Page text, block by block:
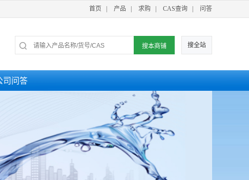
首页 产品 求购 CAS查询 问答
搜全站
司问答